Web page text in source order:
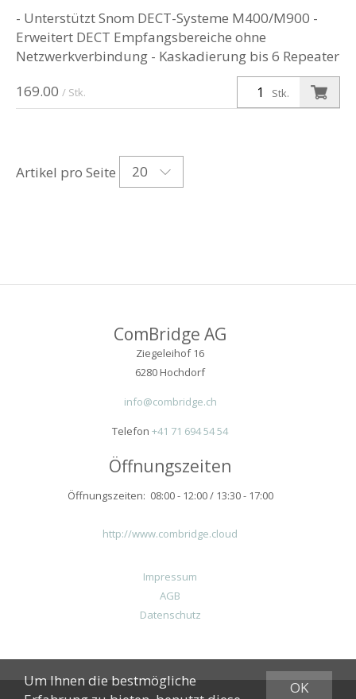
169.00 / Stk. Stk.
- Unterstützt Snom DECT-Systeme M400/M900 -
Erweitert DECT Empfangsbereiche ohne
Netzwerkverbindung - Kaskadierung bis 6 Repeater
Artikel pro Seite 20
ComBridge AG
Ziegeleihof 16
6280 Hochdorf
info@combridge.ch
Telefon +41 71 694 54 54
Öffnungszeiten
Öffnungszeiten: 08:00 - 12:00 / 13:30 - 17:00
http://www.combridge.cloud
Impressum
AGB
Datenschutz
OK
Um Ihnen die bestmögliche